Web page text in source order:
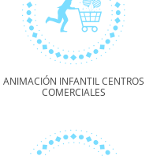
ANIMACIÓN INFANTIL CENTROS
COMERCIALES